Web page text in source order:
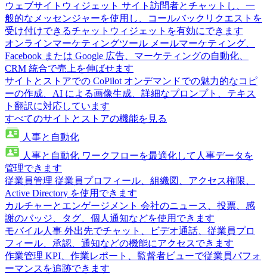
ウェブサイトウィジェット サイト訪問者とチャットし、一
般的なメッセンジャーを使用し、コールバックリクエストを
受け付けできるチャットウィジェットを有効にできます
オンラインマーケティングツール メールマーケティング、
Facebook または Google 広告、マーケティングの自動化、
CRM 統合で売上を伸ばせます
サイトとストアでの CoPilot オンデマンドでの魅力的なコピ
ーの作成、AI による画像生成、詳細なプロンプト、テキス
ト翻訳に対応しています
すべてのサイトとストアの機能を見る
人事と自動化
人事と自動化 ワークフローを最適化して人事データを
管理できます
従業員管理 従業員プロフィール、組織図、アクセス権限、
Active Directory を使用できます
カルチャーとエンゲージメント 会社のニュース、投票、感
謝のバッジ、タグ、個人通知などを使用できます
モバイル人事 外出先でチャット、ビデオ通話、従業員プロ
フィール、承認、通知などの機能にアクセスできます
作業管理 KPI、作業レポート、監督者ビューで従業員パフォ
ーマンスを追跡できます